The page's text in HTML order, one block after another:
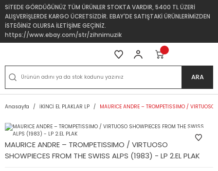
SİTEDE GÖRDÜĞÜNÜZ TÜM ÜRÜNLER STOKTA VARDIR, 5400 TL ÜZERİ
ALIŞVERİŞLERDE KARGO ÜCRETSİZDİR. EBAY'DE SATIŞTAKİ ÜRÜNLERİMİZDEN
İSTEĞİNİZ OLURSA İLETİŞİME GEÇİNİZ.
https://www.ebay.com/str/zihnimuzik
ARA
Anasayfa İKİNCİ EL PLAKLAR LP MAURICE ANDRE – TROMPETISSIMO /
MAURICE ANDRE – TROMPETISSIMO / VIRTUOSO
SHOWPIECES FROM THE SWISS ALPS (1983) - LP 2.EL PLAK